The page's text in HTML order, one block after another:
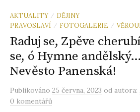
AKTUALITY / DĚJINY
PRAVOSLAVÍ
/ FOTOGALERIE /
Raduj se, Zpěve
se, ó Hymne
Nevěsto Panenská!
Publikováno 25 června, 2023 od autora:
0 komentářů